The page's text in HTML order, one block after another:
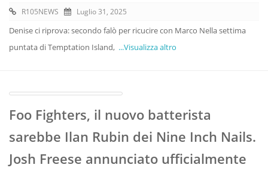
R105NEWS Luglio 31, 2025
Denise ci riprova: secondo falò per ricucire con Marco Nella settima
puntata di Temptation Island, ...Visualizza altro
Foo Fighters, il nuovo batterista
sarebbe Ilan Rubin dei Nine Inch Nails.
Josh Freese annunciato ufficialmente